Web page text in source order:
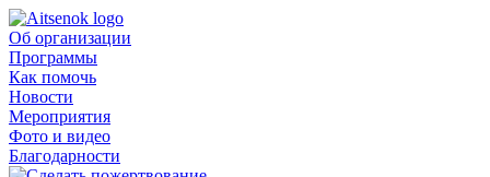
Об организации
Программы
Как помочь
Новости
Мероприятия
Фото и видео
Благодарности